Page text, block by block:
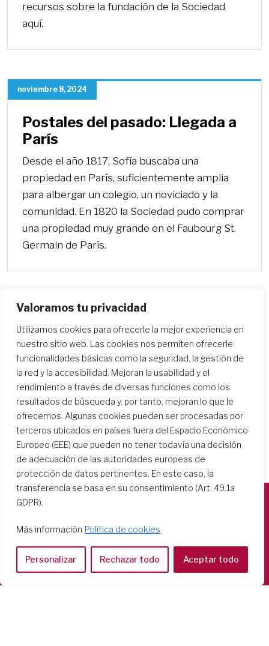
Valoramos tu privacidad
Utilizamos cookies para ofrecerle la mejor experiencia en
nuestro sitio web. Las cookies nos permiten ofrecerle
funcionalidades básicas como la seguridad, la gestión de
la red y la accesibilidad. Mejoran la usabilidad y el
rendimiento a través de diversas funciones como los
resultados de búsqueda y, por tanto, mejoran lo que le
ofrecemos. Algunas cookies pueden ser procesadas por
terceros ubicados en países fuera del Espacio Económico
Europeo (EEE) que pueden no tener todavía una decisión
de adecuación de las autoridades europeas de
protección de datos pertinentes. En este caso, la
transferencia se basa en su consentimiento (Art. 49.1a
GDPR).
Más información Política de cookies
Personalizar Rechazar todo Aceptar todo
recursos sobre la fundación de la Sociedad
aquí.
noviembre 8, 2024
Postales del pasado: Llegada a
París
Desde el año 1817, Sofía buscaba una
propiedad en París, suficientemente amplia
para albergar un colegio, un noviciado y la
comunidad. En 1820 la Sociedad pudo comprar
una propiedad muy grande en el Faubourg St.
Germain de París.
Más
Casa Generalizia
Via Tarquinio Vipera, 16 - 00152 Roma
Tel: 06 58 23 03 32 or 06 58 20 31 17